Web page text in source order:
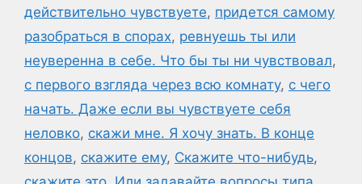
действительно чувствуете, придется самому
разобраться в спорах, ревнуешь ты или
неуверенна в себе. Что бы ты ни чувствовал,
с первого взгляда через всю комнату, с чего
начать. Даже если вы чувствуете себя
неловко, скажи мне. Я хочу знать. В конце
концов, скажите ему, Скажите что-нибудь,